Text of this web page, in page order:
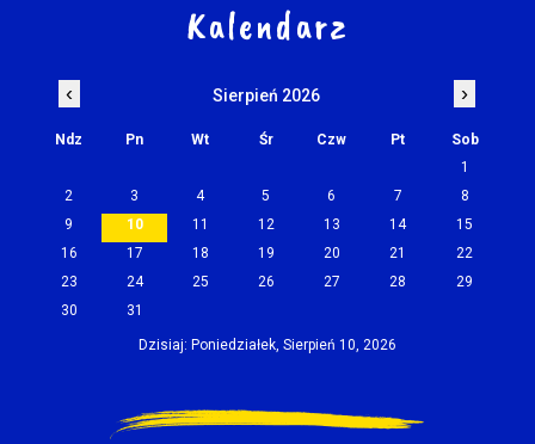
Kalendarz
‹ Sierpień 2026 ›
Ndz Pn Wt Śr Czw Pt
Sob
1
2
3 4 5 6 7
8
9
10 11 12 13 14
15
16
17 18 19 20 21
22
23
24 25 26 27 28
29
30
31
Dzisiaj: Poniedziałek, Sierpień 10, 2026